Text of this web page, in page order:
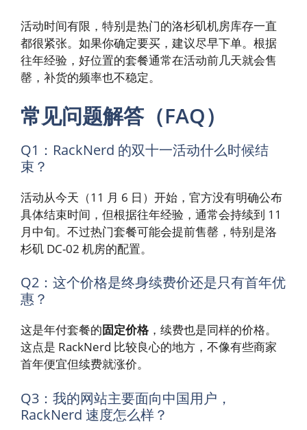
活动时间有限，特别是热门的洛杉矶机房库存一直
都很紧张。如果你确定要买，建议尽早下单。根据
往年经验，好位置的套餐通常在活动前几天就会售
罄，补货的频率也不稳定。
常见问题解答（FAQ）
Q1：RackNerd 的双十一活动什么时候结
束？
活动从今天（11 月 6 日）开始，官方没有明确公布
具体结束时间，但根据往年经验，通常会持续到 11
月中旬。不过热门套餐可能会提前售罄，特别是洛
杉矶 DC-02 机房的配置。
Q2：这个价格是终身续费价还是只有首年优
惠？
这是年付套餐的固定价格 ，续费也是同样的价格。
这点是 RackNerd 比较良心的地方，不像有些商家
首年便宜但续费就涨价。
Q3：我的网站主要面向中国用户，
RackNerd 速度怎么样？